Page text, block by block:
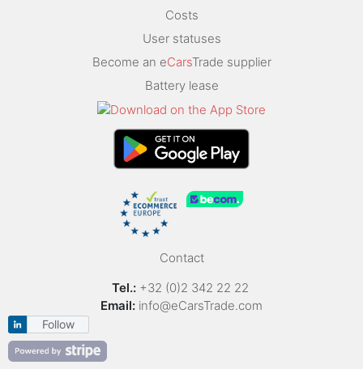
Costs
User statuses
Become an eCarsTrade supplier
Battery lease
Contact
Tel.: +32 (0)2 342 22 22
Email: info@eCarsTrade.com
Follow